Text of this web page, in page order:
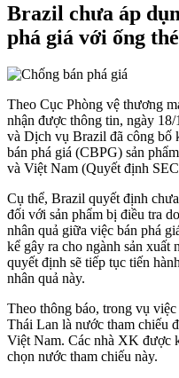
Brazil chưa áp
phá giá với ống
Theo Cục Phòng vệ thương
nhận được thông tin, ngày
và Dịch vụ Brazil đã công bố
bán phá giá (CBPG) sản
và Việt Nam (Quyết định
Cụ thể, Brazil quyết định
đối với sản phẩm bị điều tra
nhân quả giữa việc bán phá
kể gây ra cho ngành sản
quyết định sẽ tiếp tục tiến
nhân quả này.
Theo thông báo, trong vụ
Thái Lan là nước tham chiếu
Việt Nam. Các nhà XK được
chọn nước tham chiếu này.